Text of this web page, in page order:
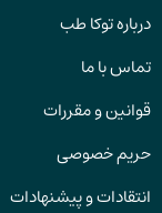
درباره توکا طب
تماس با ما
قوانین و مقررات
حریم خصوصی
انتقادات و پیشنهادات